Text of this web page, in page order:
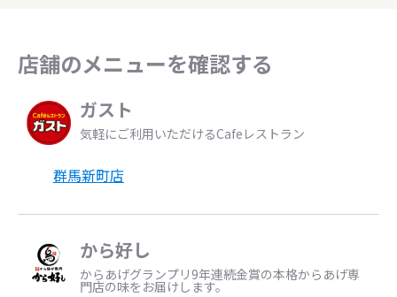
店舗のメニューを確認する
ガスト
気軽にご利用いただけるCafeレストラン
群馬新町店
から好し
からあげグランプリ9年連続金賞の本格からあげ専
門店の味をお届けします。